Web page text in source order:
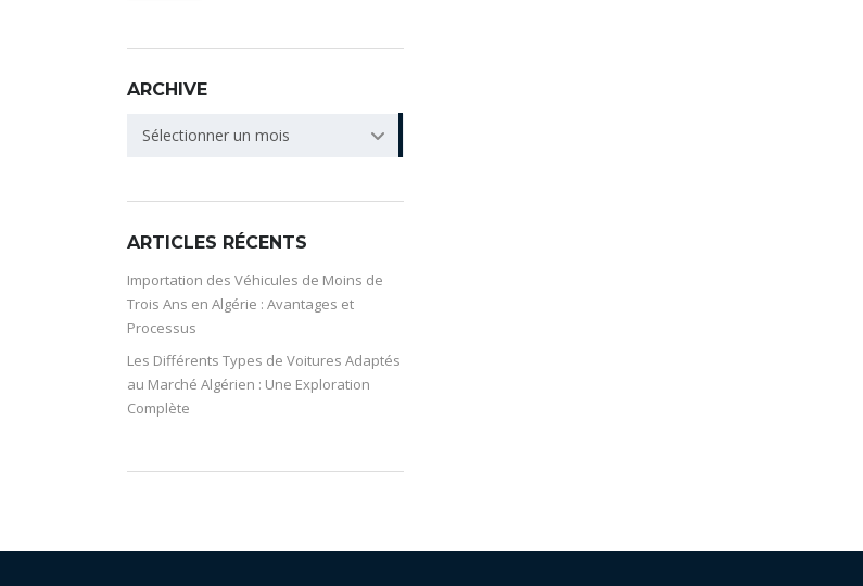
ARCHIVE
ARCHIVE
Sélectionner un mois
ARTICLES RÉCENTS
Importation des Véhicules de Moins de
Trois Ans en Algérie : Avantages et
Processus
Les Différents Types de Voitures Adaptés
au Marché Algérien : Une Exploration
Complète